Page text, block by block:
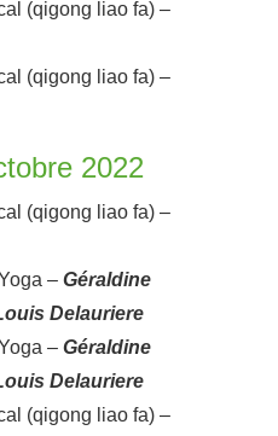
(qigong liao fa) –
(qigong liao fa) –
2022
(qigong liao fa) –
– Géraldine
Delauriere
– Géraldine
Delauriere
(qigong liao fa) –